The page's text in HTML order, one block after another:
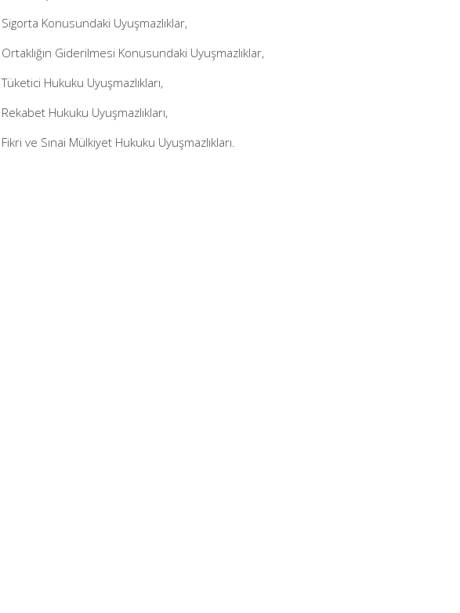
Sigorta Konusundaki Uyuşmazlıklar,
Ortaklığın Giderilmesi Konusundaki Uyuşmazlıklar,
Tüketici Hukuku Uyuşmazlıkları,
Rekabet Hukuku Uyuşmazlıkları,
Fikri ve Sınai Mülkiyet Hukuku Uyuşmazlıkları.